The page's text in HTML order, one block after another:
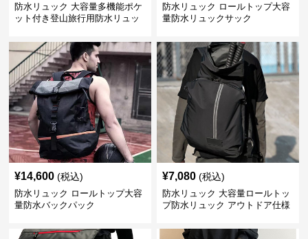
防水リュック 大容量多機能ポケ
ット付き登山旅行用防水リュッ
防水リュック ロールトップ大容
量防水リュックサック
¥14,600 (税込)
防水リュック ロールトップ大容
量防水バックパック
¥7,080 (税込)
防水リュック 大容量ロールトッ
プ防水リュック アウトドア仕様